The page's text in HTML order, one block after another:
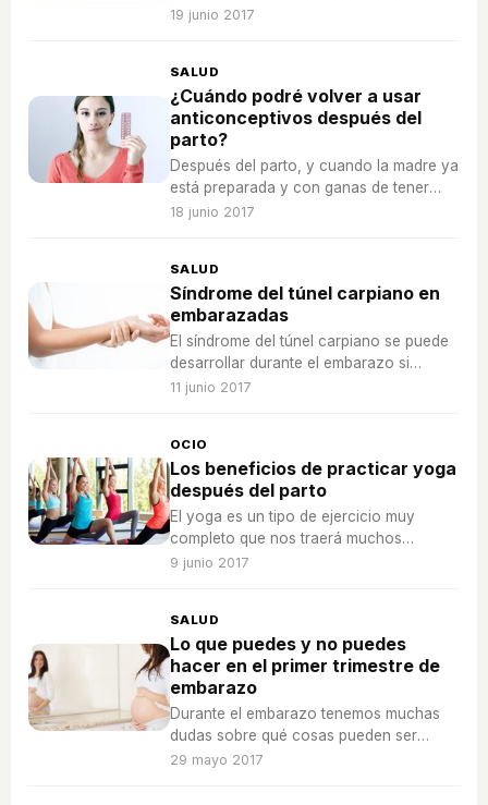
queden embriones sin usar, pero aun así
19 junio 2017
SALUD
¿Cuándo podré volver a usar
anticonceptivos después del
parto?
Después del parto, y cuando la madre ya
está preparada y con ganas de tener
relaciones sexuales de nuevo, nos
18 junio 2017
SALUD
Síndrome del túnel carpiano en
embarazadas
El síndrome del túnel carpiano se puede
desarrollar durante el embarazo si
realizamos tareas repetitivas, te
11 junio 2017
OCIO
Los beneficios de practicar yoga
después del parto
El yoga es un tipo de ejercicio muy
completo que nos traerá muchos
beneficios después del parto, no te
9 junio 2017
SALUD
Lo que puedes y no puedes
hacer en el primer trimestre de
embarazo
Durante el embarazo tenemos muchas
dudas sobre qué cosas pueden ser
perjudiciales para el bebé, sobre todo en
29 mayo 2017